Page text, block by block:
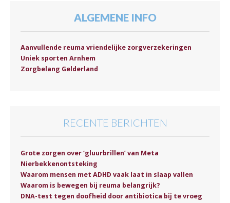
ALGEMENE INFO
Aanvullende reuma vriendelijke zorgverzekeringen
Uniek sporten Arnhem
Zorgbelang Gelderland
RECENTE BERICHTEN
Grote zorgen over ‘gluurbrillen’ van Meta
Nierbekkenontsteking
Waarom mensen met ADHD vaak laat in slaap vallen
Waarom is bewegen bij reuma belangrijk?
DNA-test tegen doofheid door antibiotica bij te vroeg